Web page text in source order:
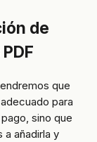
de
que
para
sino que
a añadirla y